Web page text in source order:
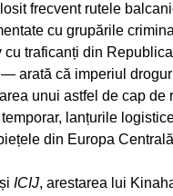
frecvent rutele
cu grupările
traficanți din
arată că imperiul
unui astfel de cap de
lanțurile
din Europa
și ICIJ, arestarea lui